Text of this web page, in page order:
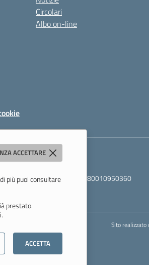
ACCETTARE
più puoi consultare
prestato.
ACCETTA
Circolari
Albo on-line
- C.F. 80010950360
Sito realizzato